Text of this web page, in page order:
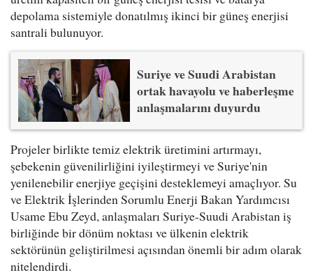
depolama sistemiyle donatılmış ikinci bir güneş enerjisi
santrali bulunuyor.
Suriye ve Suudi Arabistan
ortak havayolu ve haberleşme
anlaşmalarını duyurdu
Projeler birlikte temiz elektrik üretimini artırmayı,
şebekenin güvenilirliğini iyileştirmeyi ve Suriye'nin
yenilenebilir enerjiye geçişini desteklemeyi amaçlıyor. Su
ve Elektrik İşlerinden Sorumlu Enerji Bakan Yardımcısı
Usame Ebu Zeyd, anlaşmaları Suriye-Suudi Arabistan iş
birliğinde bir dönüm noktası ve ülkenin elektrik
sektörünün geliştirilmesi açısından önemli bir adım olarak
nitelendirdi.